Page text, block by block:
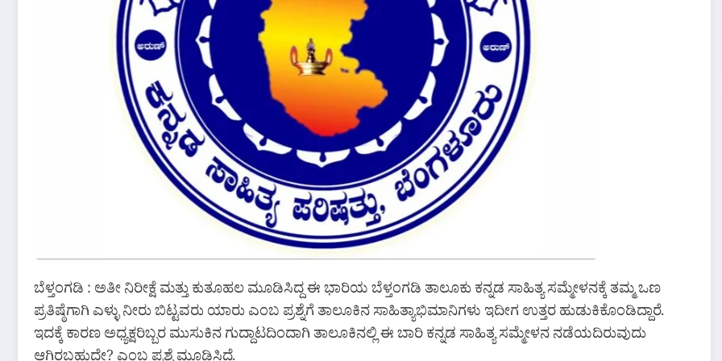
ಬೆಳ್ತಂಗಡಿ : ಅತೀ ನಿರೀಕ್ಷೆ ಮತ್ತು ಕುತೂಹಲ ಮೂಡಿಸಿದ್ದ ಈ ಭಾರಿಯ ಬೆಳ್ತಂಗಡಿ ತಾಲೂಕು ಕನ್ನಡ ಸಾಹಿತ್ಯ ಸಮ್ಮೇಳನಕ್ಕೆ ತಮ್ಮ ಒಣ
ಪ್ರತಿಷ್ಠೆಗಾಗಿ ಎಳ್ಳು ನೀರು ಬಿಟ್ಟವರು ಯಾರು ಎಂಬ ಪ್ರಶ್ನೆಗೆ ತಾಲೂಕಿನ ಸಾಹಿತ್ಯಾಭಿಮಾನಿಗಳು ಇದೀಗ ಉತ್ತರ ಹುಡುಕಿಕೊಂಡಿದ್ದಾರೆ.
ಇದಕ್ಕೆ ಕಾರಣ ಅಧ್ಯಕ್ಷರಿಬ್ಬರ ಮುಸುಕಿನ ಗುದ್ದಾಟದಿಂದಾಗಿ ತಾಲೂಕಿನಲ್ಲಿ ಈ ಬಾರಿ ಕನ್ನಡ ಸಾಹಿತ್ಯ ಸಮ್ಮೇಳನ ನಡೆಯದಿರುವುದು